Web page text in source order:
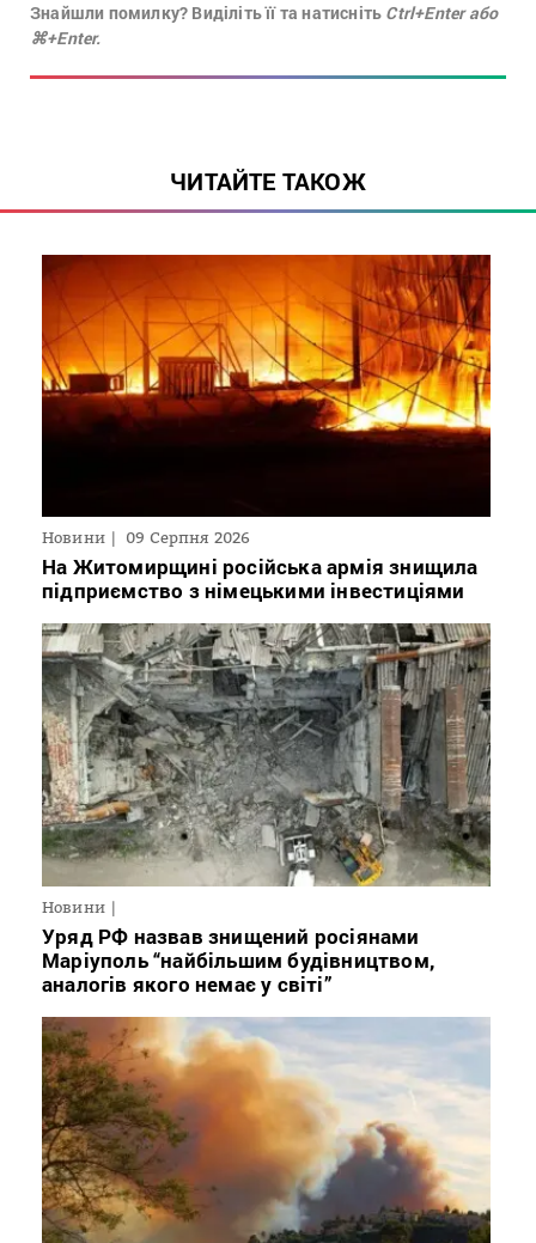
Знайшли помилку? Виділіть її та натисніть Ctrl+Enter або
⌘+Enter.
ЧИТАЙТЕ ТАКОЖ
Новини 09 Серпня 2026
На Житомирщині російська армія знищила
підприємство з німецькими інвестиціями
Новини
Уряд РФ назвав знищений росіянами
Маріуполь “найбільшим будівництвом,
аналогів якого немає у світі”